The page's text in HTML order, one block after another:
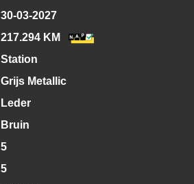
30-03-2027
217.294 KM
Station
Grijs Metallic
Leder
Bruin
5
5